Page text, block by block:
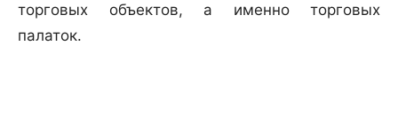
торговых объектов, а именно торговых
палаток.